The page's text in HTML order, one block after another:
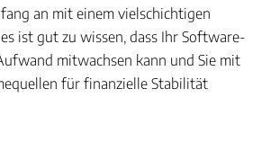
an mit einem vielschichtigen
ist gut zu wissen, dass Ihr Software-
mitwachsen kann und Sie mit
für finanzielle Stabilität